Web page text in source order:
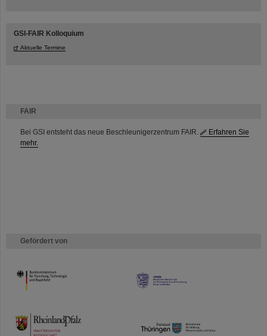
FAIR
Bei GSI entsteht das neue Beschleunigerzentrum FAIR.
Erfahren Sie
mehr.
Gefördert von
HMWK
TMWWDG
GSI-FAIR Kolloquium
Aktuelle Termine